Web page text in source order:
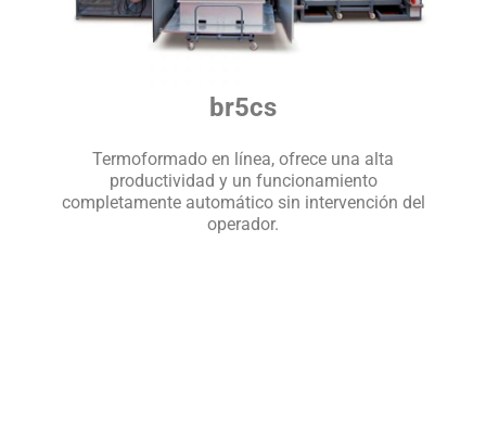
br5cs
Termoformado en línea, ofrece una alta
productividad y un funcionamiento
completamente automático sin intervención del
operador.